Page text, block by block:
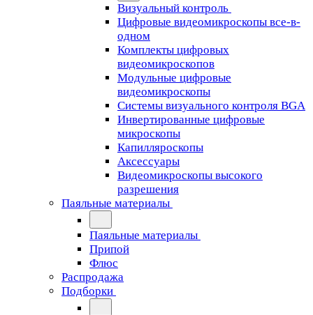
Визуальный контроль
Цифровые видеомикроскопы все-в-
одном
Комплекты цифровых
видеомикроскопов
Модульные цифровые
видеомикроскопы
Cистемы визуального контроля BGA
Инвертированные цифровые
микроскопы
Капилляроскопы
Аксессуары
Видеомикроскопы высокого
разрешения
Паяльные материалы
Паяльные материалы
Припой
Флюс
Распродажа
Подборки